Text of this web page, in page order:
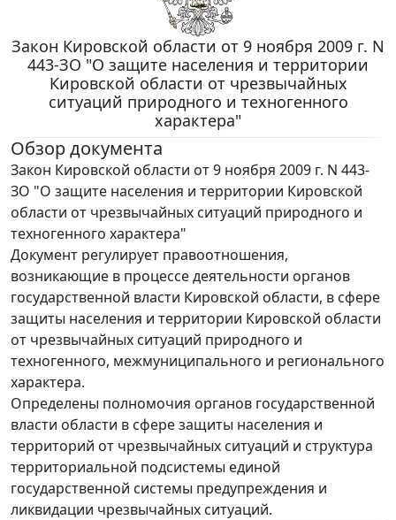
Закон Кировской области от 9 ноября 2009 г. N
443-ЗО "О защите населения и территории
Кировской области от чрезвычайных
ситуаций природного и техногенного
характера"
Обзор документа
Закон Кировской области от 9 ноября 2009 г. N 443-
ЗО "О защите населения и территории Кировской
области от чрезвычайных ситуаций природного и
техногенного характера"
Документ регулирует правоотношения,
возникающие в процессе деятельности органов
государственной власти Кировской области, в сфере
защиты населения и территории Кировской области
от чрезвычайных ситуаций природного и
техногенного, межмуниципального и регионального
характера.
Определены полномочия органов государственной
власти области в сфере защиты населения и
территорий от чрезвычайных ситуаций и структура
территориальной подсистемы единой
государственной системы предупреждения и
ликвидации чрезвычайных ситуаций.